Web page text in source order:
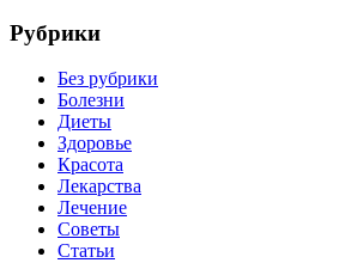
Рубрики
Без рубрики
Болезни
Диеты
Здоровье
Красота
Лекарства
Лечение
Советы
Статьи